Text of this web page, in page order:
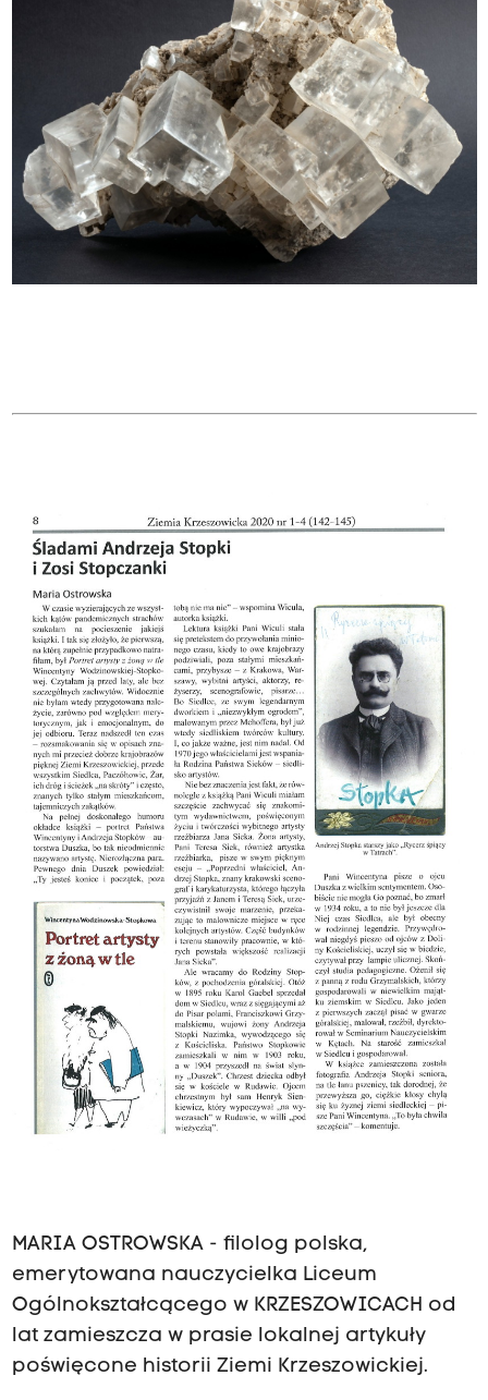
MARIA OSTROWSKA - filolog polska,
emerytowana nauczycielka Liceum
Ogólnokształcącego w KRZESZOWICACH od
lat zamieszcza w prasie lokalnej artykuły
poświęcone historii Ziemi Krzeszowickiej.